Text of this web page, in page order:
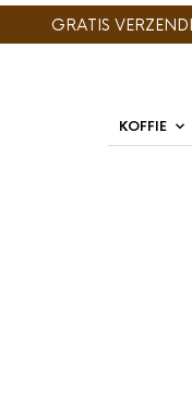
GRATIS
KOFFIE